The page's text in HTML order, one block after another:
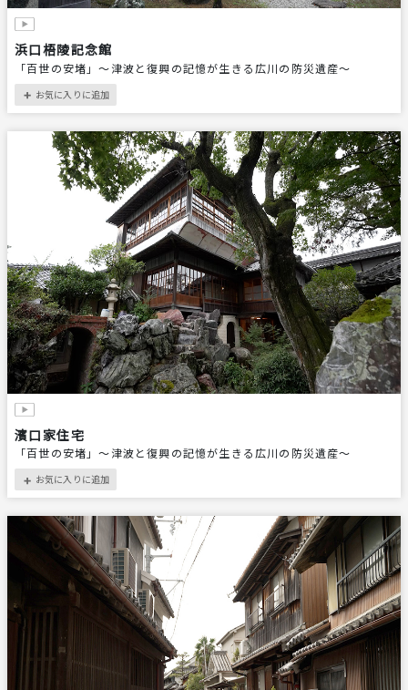
浜口梧陵記念館
「百世の安堵」〜津波と復興の記憶が生きる広川の防災遺産〜
＋ お気に入りに追加
濱口家住宅
「百世の安堵」〜津波と復興の記憶が生きる広川の防災遺産〜
＋ お気に入りに追加